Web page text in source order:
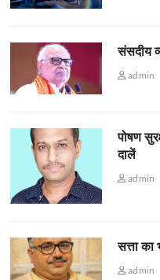
संसदीय
admin
पोषण
दालें
admin
सत्ता
admin